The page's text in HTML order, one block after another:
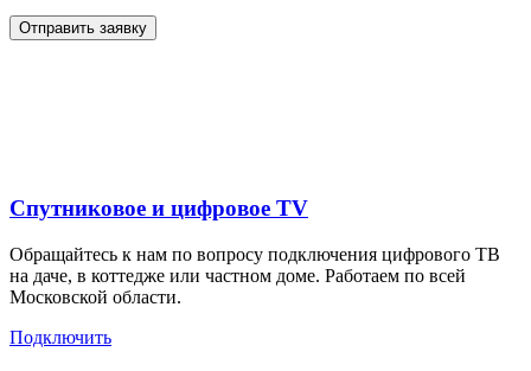
Отправить заявку
Спутниковое и цифровое TV
Обращайтесь к нам по вопросу подключения цифрового ТВ
на даче, в коттедже или частном доме. Работаем по всей
Московской области.
Подключить